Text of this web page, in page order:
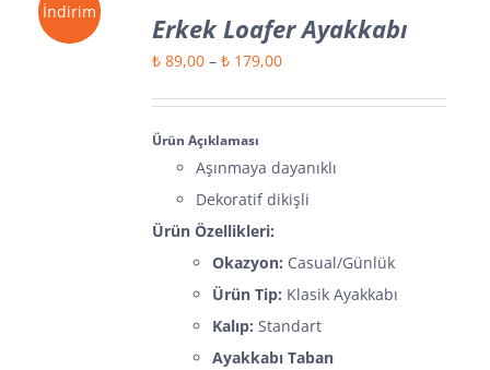
İndirim
Erkek Loafer Ayakkabı
₺ 89,00 –₺ 179,00Fiyat
Ürün Açıklaması
Aşınmaya dayanıklı
Dekoratif dikişli
Ürün Özellikleri:
Okazyon: Casual/Günlük
Ürün Tip: Klasik Ayakkabı
Kalıp: Standart
Ayakkabı Taban